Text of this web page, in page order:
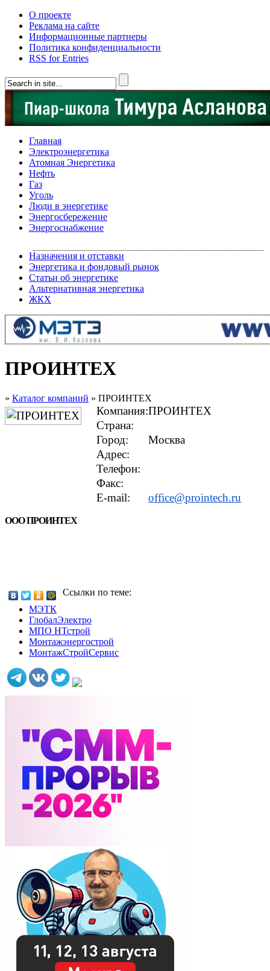
О проекте
Реклама на сайте
Информационные партнеры
Политика конфиденциальности
RSS for Entries
Главная
Электроэнергетика
Атомная Энергетика
Нефть
Газ
Уголь
Люди в энергетике
Энергосбережение
Энергоснабжение
Назначения и отставки
Энергетика и фондовый рынок
Статьи об энергетике
Альтернативная энергетика
ЖКХ
ПРОИНТЕХ
» Каталог компаний » ПРОИНТЕХ
Компания:ПРОИНТЕХ
Страна:
Город:
Москва
Адрес:
Телефон:
Факс:
E-mail:
office@prointech.ru
ООО ПРОИНТЕХ
Ссылки по теме:
МЭТК
ГлобалЭлектро
МПО НТстрой
Монтажэнергострой
МонтажСтройСервис